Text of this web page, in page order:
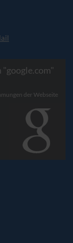
"google.com"
der Webseite